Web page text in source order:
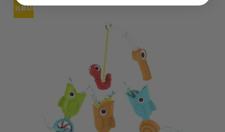
TILBUDUDSOLGT